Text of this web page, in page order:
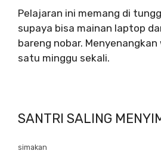
Pelajaran ini memang di
supaya bisa mainan laptop
bareng nobar.
satu minggu sekali.
SANTRI SALING
simakan